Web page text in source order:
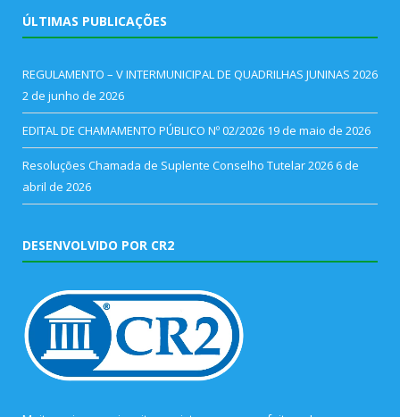
ÚLTIMAS PUBLICAÇÕES
REGULAMENTO – V INTERMUNICIPAL DE QUADRILHAS JUNINAS 2026
2 de junho de 2026
EDITAL DE CHAMAMENTO PÚBLICO Nº 02/2026 19 de maio de 2026
Resoluções Chamada de Suplente Conselho Tutelar 2026 6 de
abril de 2026
DESENVOLVIDO POR CR2